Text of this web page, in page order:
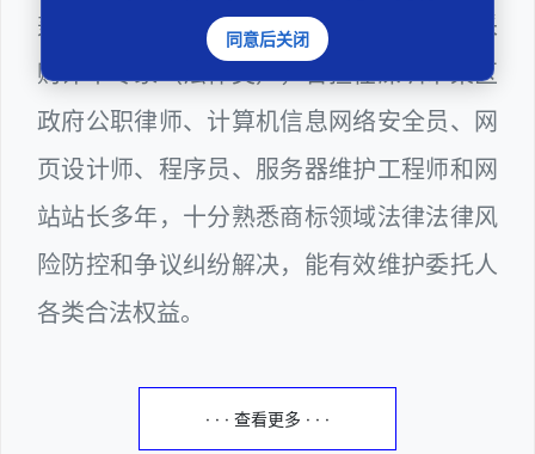
兼任深圳市人民政府听证员、深圳市政府采
购评审专家（法律类），曾担任深圳市某区
政府公职律师、计算机信息网络安全员、网
页设计师、程序员、服务器维护工程师和网
站站长多年，十分熟悉商标领域法律法律风
险防控和争议纠纷解决，能有效维护委托人
各类合法权益。
· · · 查看更多 · · ·
同意后关闭